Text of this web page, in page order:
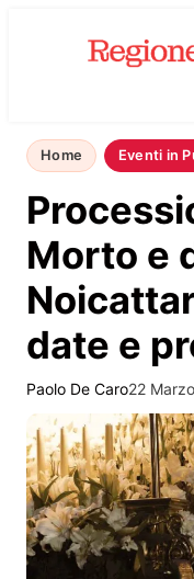
Home Eventi in
Morto e
date e
Paolo De Caro22